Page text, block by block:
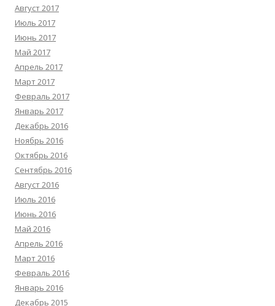
Август 2017
Июль 2017
Июнь 2017
Май 2017
Апрель 2017
Март 2017
Февраль 2017
Январь 2017
Декабрь 2016
Ноябрь 2016
Октябрь 2016
Сентябрь 2016
Август 2016
Июль 2016
Июнь 2016
Май 2016
Апрель 2016
Март 2016
Февраль 2016
Январь 2016
Декабрь 2015